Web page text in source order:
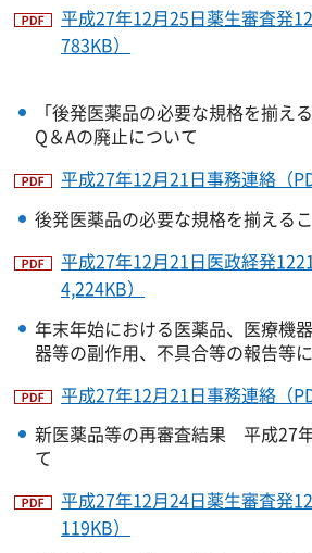
平成27年12月25日薬生審査発
783KB）
「後発医薬品の必要な規格を揃え
Q＆Aの廃止について
平成27年12月21日事務連絡（
後発医薬品の必要な規格を揃える
平成27年12月21日医政経発
4,224KB）
年末年始における医薬品、医療機
器等の副作用、不具合等の報告等
平成27年12月21日事務連絡（
新医薬品等の再審査結果 平成27
て
平成27年12月24日薬生審査発
119KB）